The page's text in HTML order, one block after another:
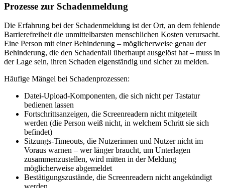
Prozesse zur Schadenmeldung
Die Erfahrung bei der Schadenmeldung ist der Ort, an dem fehlende
Barrierefreiheit die unmittelbarsten menschlichen Kosten verursacht.
Eine Person mit einer Behinderung – möglicherweise genau der
Behinderung, die den Schadenfall überhaupt ausgelöst hat – muss in
der Lage sein, ihren Schaden eigenständig und sicher zu melden.
Häufige Mängel bei Schadenprozessen:
Datei-Upload-Komponenten, die sich nicht per Tastatur
bedienen lassen
Fortschrittsanzeigen, die Screenreadern nicht mitgeteilt
werden (die Person weiß nicht, in welchem Schritt sie sich
befindet)
Sitzungs-Timeouts, die Nutzerinnen und Nutzer nicht im
Voraus warnen – wer länger braucht, um Unterlagen
zusammenzustellen, wird mitten in der Meldung
möglicherweise abgemeldet
Bestätigungszustände, die Screenreadern nicht angekündigt